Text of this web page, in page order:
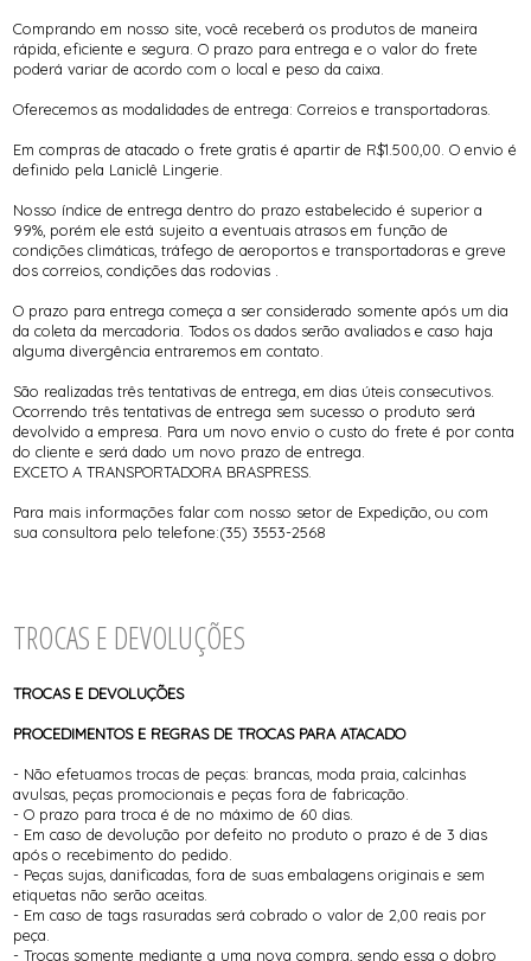
Comprando em nosso site, você receberá os produtos de maneira
rápida, eficiente e segura. O prazo para entrega e o valor do frete
poderá variar de acordo com o local e peso da caixa.
Oferecemos as modalidades de entrega: Correios e transportadoras.
Em compras de atacado o frete gratis é apartir de R$1.500,00. O envio é
definido pela Laniclê Lingerie.
Nosso índice de entrega dentro do prazo estabelecido é superior a
99%, porém ele está sujeito a eventuais atrasos em função de
condições climáticas, tráfego de aeroportos e transportadoras e greve
dos correios, condições das rodovias .
O prazo para entrega começa a ser considerado somente após um dia
da coleta da mercadoria. Todos os dados serão avaliados e caso haja
alguma divergência entraremos em contato.
São realizadas três tentativas de entrega, em dias úteis consecutivos.
Ocorrendo três tentativas de entrega sem sucesso o produto será
devolvido a empresa. Para um novo envio o custo do frete é por conta
do cliente e será dado um novo prazo de entrega.
EXCETO A TRANSPORTADORA BRASPRESS.
Para mais informações falar com nosso setor de Expedição, ou com
sua consultora pelo telefone:(35) 3553-2568
TROCAS E DEVOLUÇÕES
TROCAS E DEVOLUÇÕES
PROCEDIMENTOS E REGRAS DE TROCAS PARA ATACADO
- Não efetuamos trocas de peças: brancas, moda praia, calcinhas
avulsas, peças promocionais e peças fora de fabricação.
- O prazo para troca é de no máximo de 60 dias.
- Em caso de devolução por defeito no produto o prazo é de 3 dias
após o recebimento do pedido.
- Peças sujas, danificadas, fora de suas embalagens originais e sem
etiquetas não serão aceitas.
- Em caso de tags rasuradas será cobrado o valor de 2,00 reais por
peça.
- Trocas somente mediante a uma nova compra, sendo essa o dobro